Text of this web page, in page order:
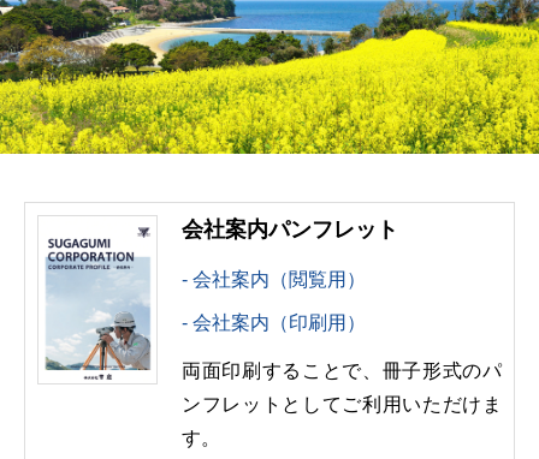
会社案内パンフレット
会社案内（閲覧用）
会社案内（印刷用）
両面印刷することで、冊子形式のパ
ンフレットとしてご利用いただけま
す。